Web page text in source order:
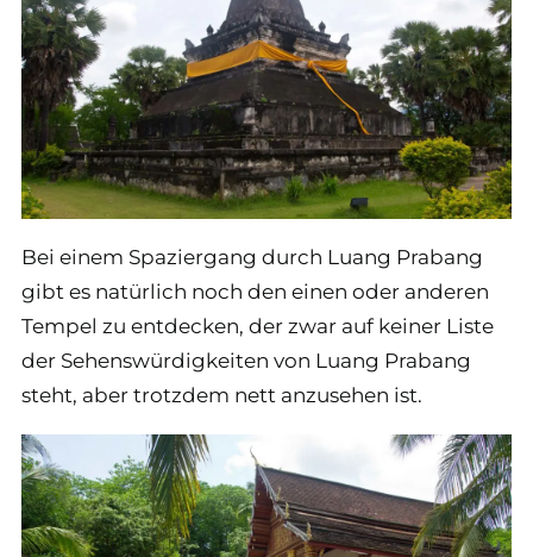
Bei einem Spaziergang durch Luang Prabang
gibt es natürlich noch den einen oder anderen
Tempel zu entdecken, der zwar auf keiner Liste
der Sehenswürdigkeiten von Luang Prabang
steht, aber trotzdem nett anzusehen ist.